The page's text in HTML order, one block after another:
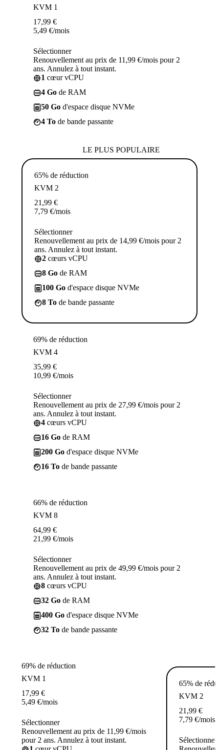
KVM 1
17,99 €
5,49 €/mois
Sélectionner
Renouvellement au prix de 11,99 €/mois pour 2
ans. Annulez à tout instant.
1 cœur vCPU
4 Go de RAM
50 Go d'espace disque NVMe
4 To de bande passante
LE PLUS POPULAIRE
65% de réduction
KVM 2
21,99 €
7,79 €/mois
Sélectionner
Renouvellement au prix de 14,99 €/mois pour 2
ans. Annulez à tout instant.
2 cœurs vCPU
8 Go de RAM
100 Go d'espace disque NVMe
8 To de bande passante
69% de réduction
KVM 4
35,99 €
10,99 €/mois
Sélectionner
Renouvellement au prix de 27,99 €/mois pour 2
ans. Annulez à tout instant.
4 cœurs vCPU
16 Go de RAM
200 Go d'espace disque NVMe
16 To de bande passante
66% de réduction
KVM 8
64,99 €
21,99 €/mois
Sélectionner
Renouvellement au prix de 49,99 €/mois pour 2
ans. Annulez à tout instant.
8 cœurs vCPU
32 Go de RAM
400 Go d'espace disque NVMe
32 To de bande passante
69% de réduction
KVM 1
17,99 €
5,49 €/mois
Sélectionner
Renouvellement au prix de 11,99 €/mois
pour 2 ans. Annulez à tout instant.
65% de
KVM 2
21,99 €
7,79 €/mois
Sélectionner